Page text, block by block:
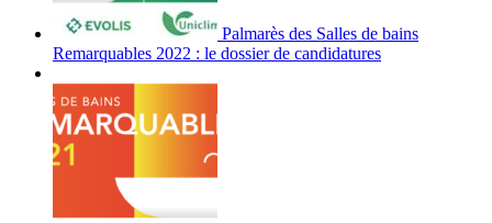
Palmarès des Salles de bains
Remarquables 2022 : le dossier de candidatures